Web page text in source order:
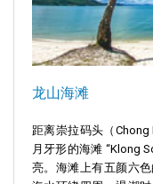
龙山海滩
距离崇拉码头（
月牙形的海滩 “Klong
亮。海滩上有五颜六